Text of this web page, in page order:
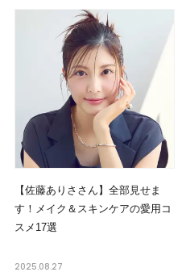
【佐藤ありささん】全部見せま
す！メイク＆スキンケアの愛用コ
スメ17選
2025.08.27